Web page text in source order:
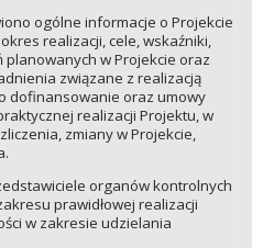
ogólne informacje o Projekcie
realizacji, cele, wskaźniki,
w Projekcie oraz
związane z realizacją
dofinansowanie oraz umowy
realizacji Projektu, w
zmiany w Projekcie,
organów kontrolnych
prawidłowej realizacji
w zakresie udzielania